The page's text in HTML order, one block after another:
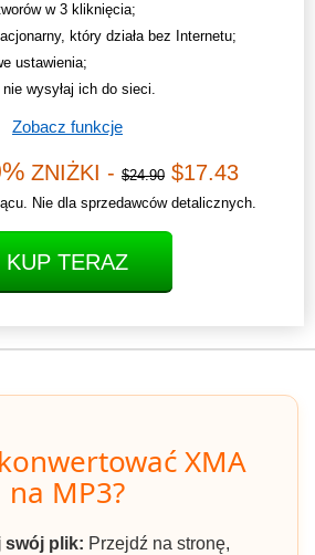
w 3 kliknięcia;
który działa bez Internetu;
ustawienia;
wysyłaj ich do sieci.
Zobacz funkcje
ZNIŻKI - $24.90 $17.43
Nie dla sprzedawców detalicznych.
KUP TERAZ
XMA
na MP3?
swój plik: Przejdź na stronę,